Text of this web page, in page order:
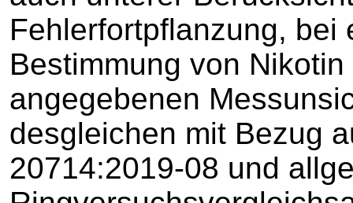
Fehlerfortpflanzung, bei
Bestimmung von
angegebenen
desgleichen mit Bezug
20714:2019-08 und